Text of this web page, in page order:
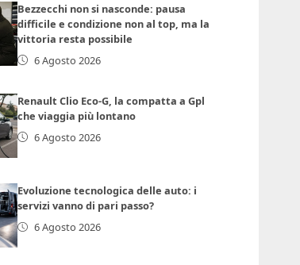
Bezzecchi non si nasconde: pausa
difficile e condizione non al top, ma la
vittoria resta possibile
6 Agosto 2026
Renault Clio Eco-G, la compatta a Gpl
che viaggia più lontano
6 Agosto 2026
Evoluzione tecnologica delle auto: i
servizi vanno di pari passo?
6 Agosto 2026